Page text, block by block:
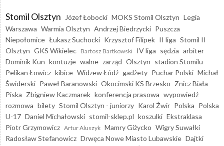
Stomil Olsztyn Józef Łobocki MOKS Stomil Olsztyn Legia
Warszawa Warmia Olsztyn Andrzej Biedrzycki Puszcza
Niepołomice Łukasz Suchocki Krzysztof Filipek II liga Stomil II
Olsztyn GKS Wikielec Bartosz Bartkowski IV liga sędzia arbiter
Dominik Kun kontuzje walne zarząd Olsztyn stadion Stomilu
Pelikan Łowicz kibice Widzew Łódź gadżety Puchar Polski Michał
Świderski Paweł Baranowski Okocimski KS Brzesko Znicz Biała
Piska Zbigniew Kaczmarek konferencja prasowa wypowiedź
rozmowa bilety Stomil Olsztyn - juniorzy Karol Żwir Polska Polska
U-17 Daniel Michałowski stomil-sklep.pl koszulki Ekstraklasa
Piotr Grzymowicz Artur Aluszyk Mamry Giżycko Wigry Suwałki
Radosław Stefanowicz Drwęca Nowe Miasto Lubawskie Dajtki